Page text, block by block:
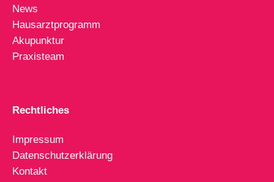
News
Hausarztprogramm
Akupunktur
Praxisteam
Rechtliches
Impressum
Datenschutzerklärung
Kontakt